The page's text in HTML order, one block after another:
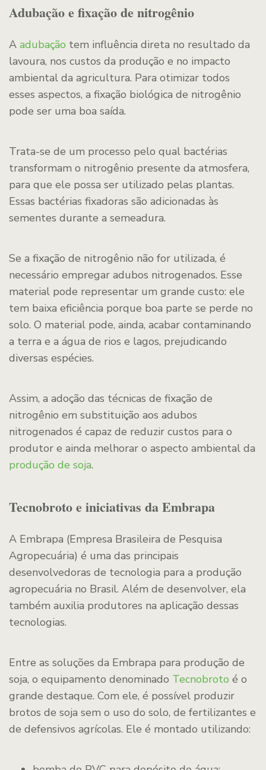
Adubação e fixação de nitrogênio
A adubação tem influência direta no resultado da
lavoura, nos custos da produção e no impacto
ambiental da agricultura. Para otimizar todos
esses aspectos, a fixação biológica de nitrogênio
pode ser uma boa saída.
Trata-se de um processo pelo qual bactérias
transformam o nitrogênio presente da atmosfera,
para que ele possa ser utilizado pelas plantas.
Essas bactérias fixadoras são adicionadas às
sementes durante a semeadura.
Se a fixação de nitrogênio não for utilizada, é
necessário empregar adubos nitrogenados. Esse
material pode representar um grande custo: ele
tem baixa eficiência porque boa parte se perde no
solo. O material pode, ainda, acabar contaminando
a terra e a água de rios e lagos, prejudicando
diversas espécies.
Assim, a adoção das técnicas de fixação de
nitrogênio em substituição aos adubos
nitrogenados é capaz de reduzir custos para o
produtor e ainda melhorar o aspecto ambiental da
produção de soja.
Tecnobroto e iniciativas da Embrapa
A Embrapa (Empresa Brasileira de Pesquisa
Agropecuária) é uma das principais
desenvolvedoras de tecnologia para a produção
agropecuária no Brasil. Além de desenvolver, ela
também auxilia produtores na aplicação dessas
tecnologias.
Entre as soluções da Embrapa para produção de
soja, o equipamento denominado Tecnobroto é o
grande destaque. Com ele, é possível produzir
brotos de soja sem o uso do solo, de fertilizantes e
de defensivos agrícolas. Ele é montado utilizando: